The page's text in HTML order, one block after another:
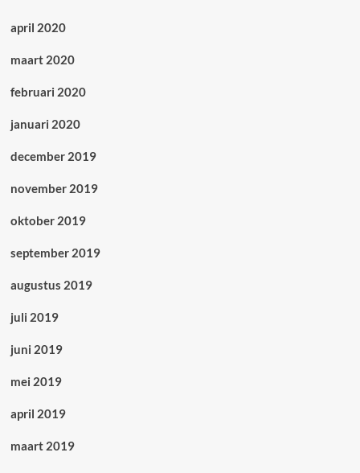
april 2020
maart 2020
februari 2020
januari 2020
december 2019
november 2019
oktober 2019
september 2019
augustus 2019
juli 2019
juni 2019
mei 2019
april 2019
maart 2019